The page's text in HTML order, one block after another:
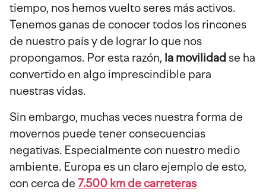
tiempo, nos hemos vuelto seres más activos.
Tenemos ganas de conocer todos los rincones
de nuestro país y de lograr lo que nos
propongamos. Por esta razón, la movilidad se ha
convertido en algo imprescindible para
nuestras vidas.
Sin embargo, muchas veces nuestra forma de
movernos puede tener consecuencias
negativas. Especialmente con nuestro medio
ambiente. Europa es un claro ejemplo de esto,
con cerca de 7.500 km de carreteras